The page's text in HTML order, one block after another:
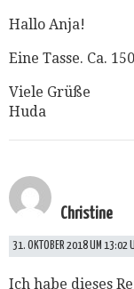
Hallo Anja!
Eine Tasse. Ca.
Viele Grüße
Huda
Christine
31. OKTOBER 2018 UM 13:02
Ich habe dieses